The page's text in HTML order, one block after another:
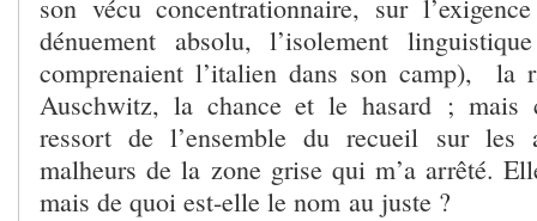
son vécu concentrationnaire, sur
dénuement absolu, l’isolement
comprenaient l’italien dans son camp), la
Auschwitz, la chance et le hasard ; mais
ressort de l’ensemble du recueil sur les
malheurs de la zone grise qui m’a arrêté.
mais de quoi est-elle le nom au juste ?